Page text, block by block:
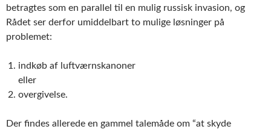
betragtes som en parallel til en mulig russisk invasion, og
Rådet ser derfor umiddelbart to mulige løsninger på
problemet:
indkøb af luftværnskanoner
eller
overgivelse.
Der findes allerede en gammel talemåde om “at skyde